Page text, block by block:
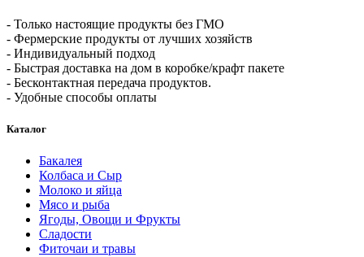
- Только настоящие продукты без ГМО
- Фермерские продукты от лучших хозяйств
- Индивидуальный подход
- Быстрая доставка на дом в коробке/крафт пакете
- Бесконтактная передача продуктов.
- Удобные способы оплаты
Каталог
Бакалея
Колбаса и Сыр
Молоко и яйца
Мясо и рыба
Ягоды, Овощи и Фрукты
Сладости
Фиточаи и травы